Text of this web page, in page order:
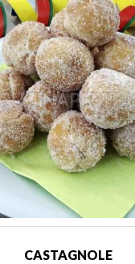
CASTAGNOLE